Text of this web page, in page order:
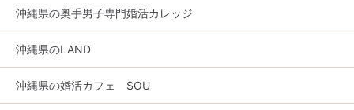
沖縄県の奥手男子専門婚活カレッジ
沖縄県のLAND
沖縄県の婚活カフェ SOU